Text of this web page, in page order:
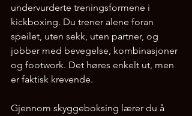
undervurderte treningsformene i
kickboxing. Du trener alene foran
speilet, uten sekk, uten partner, og
jobber med bevegelse, kombinasjoner
og footwork. Det høres enkelt ut, men
er faktisk krevende.
Gjennom skyggeboksing lærer du å